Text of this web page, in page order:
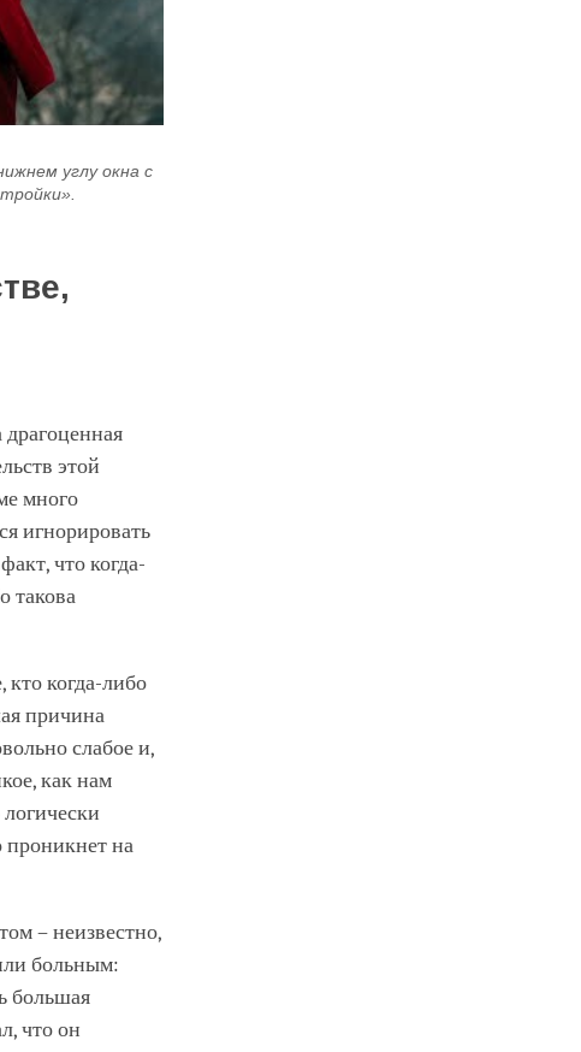
углу окна с
этой
много
игнорировать
что когда-
такова
кто когда-либо
причина
слабое и,
как нам
проникнет на
– неизвестно,
больным:
большая
что он